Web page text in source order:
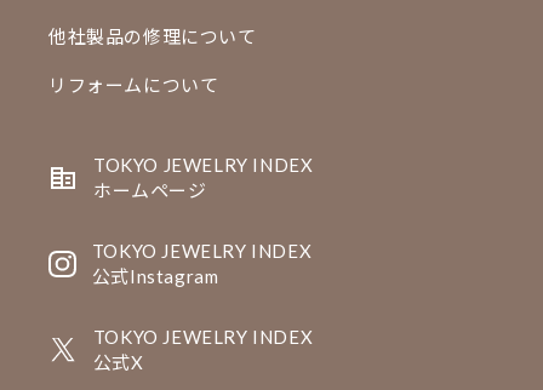
他社製品の修理について
リフォームについて
TOKYO JEWELRY INDEX
ホームページ
TOKYO JEWELRY INDEX
公式Instagram
TOKYO JEWELRY INDEX
公式X